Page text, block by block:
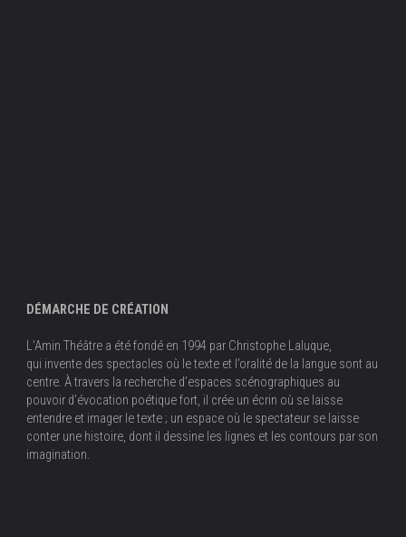
DÉMARCHE DE CRÉATION
L’Amin Théâtre a été fondé en 1994 par Christophe Laluque,
qui invente des spectacles où le texte et l’oralité de la langue sont au
centre. À travers la recherche d’espaces scénographiques au
pouvoir d’évocation poétique fort, il crée un écrin où se laisse
entendre et imager le texte ; un espace où le spectateur se laisse
conter une histoire, dont il dessine les lignes et les contours par son
imagination.